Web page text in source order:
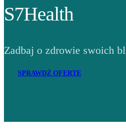
S7Health
Zadbaj o zdrowie swoich
SPRAWDŹ OFERTĘ